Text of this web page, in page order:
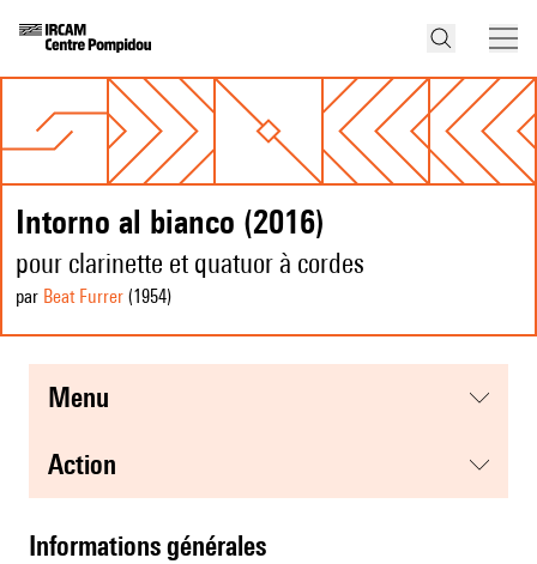
Intorno al bianco (2016)
pour clarinette et quatuor à cordes
par Beat Furrer (1954)
menu
action
informations générales